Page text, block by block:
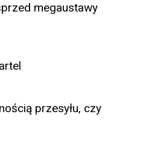
megaustawy
przesyłu, czy